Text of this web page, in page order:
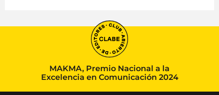
MAKMA, Premio Nacional a la
Excelencia en Comunicación 2024